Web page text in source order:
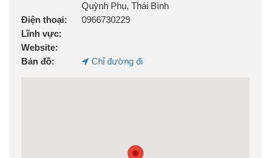
Quỳnh Phụ, Thái Bình
Điện thoại:
0966730229
Lĩnh vực:
Website:
Bản đồ:
Chỉ đường đi